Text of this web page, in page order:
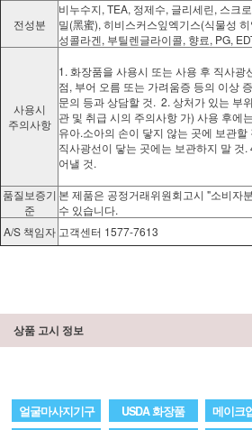
전성분
비누수지, TEA, 정제수, 글리세린, 스크
밀(黑蜜), 히비스커스잎엑기스(식물성
성콜라겐, 부틸렌글라이콜, 향료, PG,
사용시
주의사항
1. 화장품을 사용시 또는 사용 후 직사
점, 부어 오름 또는 가려움증 등의 이상
문의 등과 상담할 것. 2. 상처가 있는 부
관 및 취급 시의 주의사항 가) 사용 후에
유아.소아의 손이 닿지 않는 곳에 보관
직사광선이 닿는 곳에는 보관하지 말 것
어낼 것.
품질보증기
준
본 제품은 공정거래위원회고시 "소비자
수 있습니다.
A/S 책임자 고객센터 1577-7613
상품 고시 정보
얼굴마사지기구 USDA 화장품 메이크